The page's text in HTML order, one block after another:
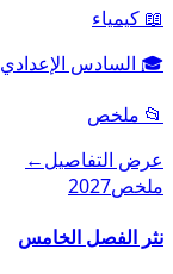
📖 كيمياء
🎓 السادس الإعدادي
📂 ملخص
عرض التفاصيل←
ملخص2027
نثر الفصل الخامس